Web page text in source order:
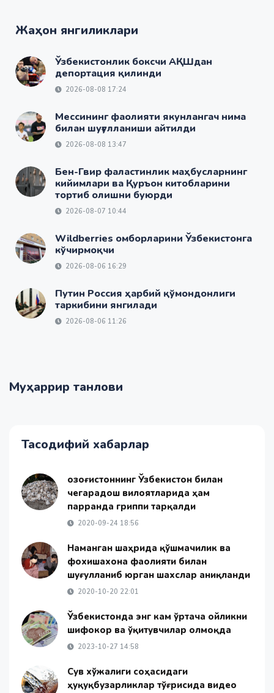
Жаҳон янгиликлари
Ўзбекистонлик боксчи АҚШдан
депортация қилинди
2026-08-08 17:24
Мессининг фаолияти якунлангач нима
билан шуғулланиши айтилди
2026-08-08 13:47
Бен-Гвир фаластинлик маҳбусларнинг
кийимлари ва Қуръон китобларини
тортиб олишни буюрди
2026-08-07 10:44
Wildberries омборларини Ўзбекистонга
кўчирмоқчи
2026-08-06 16:29
Путин Россия ҳарбий қўмондонлиги
таркибини янгилади
2026-08-06 11:26
Муҳаррир танлови
Тасодифий хабарлар
Қозоғистоннинг Ўзбекистон билан
чегарадош вилоятларида ҳам
парранда гриппи тарқалди
2020-09-24 18:56
Наманган шаҳрида қўшмачилик ва
фохишахона фаолияти билан
шуғулланиб юрган шахслар аниқланди
2020-10-20 22:01
Ўзбекистонда энг кам ўртача ойликни
шифокор ва ўқитувчилар олмоқда
2023-10-27 14:58
Сув хўжалиги соҳасидаги
ҳуқуқбузарликлар тўғрисида видео